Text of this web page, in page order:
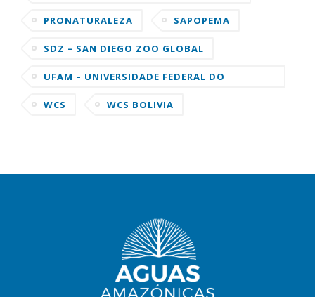
PRONATURALEZA SAPOPEMA
SDZ – SAN DIEGO ZOO GLOBAL
UFAM – UNIVERSIDADE FEDERAL DO
WCS
WCS BOLIVIA